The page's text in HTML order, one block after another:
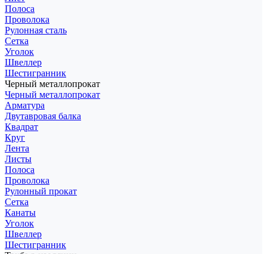
Полоса
Проволока
Рулонная сталь
Сетка
Уголок
Швеллер
Шестигранник
Черный металлопрокат
Черный металлопрокат
Арматура
Двутавровая балка
Квадрат
Круг
Лента
Листы
Полоса
Проволока
Рулонный прокат
Сетка
Канаты
Уголок
Швеллер
Шестигранник